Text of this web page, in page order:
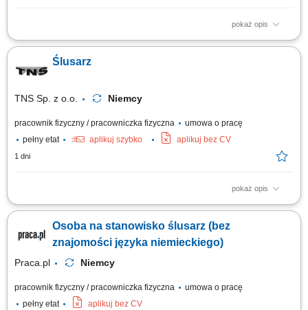
pokaż opis
montaż i składanie zabudów specjalistycznych do pojazdów
schematów montażowych, cięcie, dopasowywanie i łączenie profili
aluminiowych, wykonywanie szczepień i krótkich spawów metodą MIG
Ślusarz
TNS Sp. z o.o. Niemcy
pracownik fizyczny / pracowniczka fizyczna
umowa o pracę
pełny etat
aplikuj szybko aplikuj bez CV
1 dni
pokaż opis
Opis stanowiska: prace montażowe i wykańczające wyposażenie
zespole; zaangażowanie, sumienność, dyspozycyjność; umiejętność
posługiwania się elektronarzędziami. Nie wymagamy doświadczenia,
Osoba na stanowisko ślusarz (bez
znajomości języka niemieckiego)
Praca.pl Niemcy
pracownik fizyczny / pracowniczka fizyczna
umowa o pracę
pełny etat
aplikuj bez CV